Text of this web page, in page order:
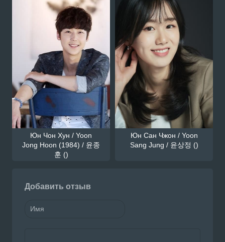
Юн Чон Хун / Yoon
Jong Hoon (1984) / 윤종
훈 ()
Юн Сан Чжон / Yoon
Sang Jung / 윤상정 ()
Добавить отзыв